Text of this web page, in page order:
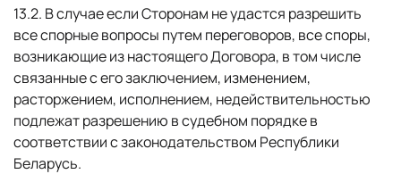
13.2. В случае если Сторонам не удастся разрешить
все спорные вопросы путем переговоров, все споры,
возникающие из настоящего Договора, в том числе
связанные с его заключением, изменением,
расторжением, исполнением, недействительностью
подлежат разрешению в судебном порядке в
соответствии с законодательством Республики
Беларусь.